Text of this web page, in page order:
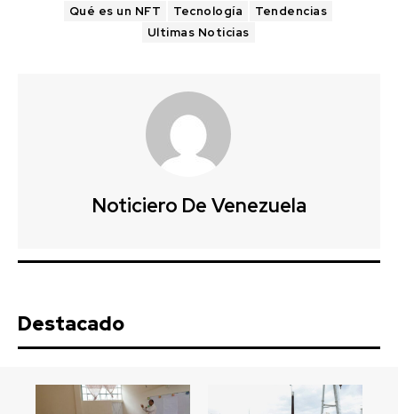
Qué es un NFT
Tecnología
Tendencias
Ultimas Noticias
Noticiero De Venezuela
Destacado